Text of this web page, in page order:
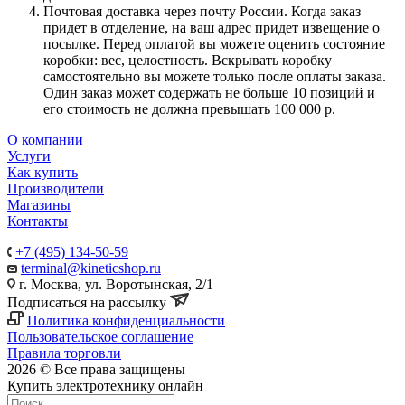
Почтовая доставка через почту России. Когда заказ
придет в отделение, на ваш адрес придет извещение о
посылке. Перед оплатой вы можете оценить состояние
коробки: вес, целостность. Вскрывать коробку
самостоятельно вы можете только после оплаты заказа.
Один заказ может содержать не больше 10 позиций и
его стоимость не должна превышать 100 000 р.
О компании
Услуги
Как купить
Производители
Магазины
Контакты
+7 (495) 134-50-59
terminal@kineticshop.ru
г. Москва, ул. Воротынская, 2/1
Подписаться на рассылку
Политика конфиденциальности
Пользовательское соглашение
Правила торговли
2026 © Все права защищены
Купить электротехнику онлайн